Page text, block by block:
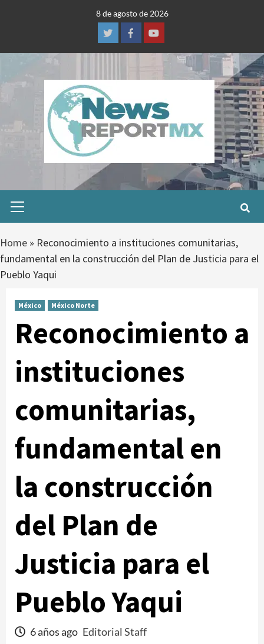
8 de agosto de 2026
TwitterFacebookYoutube
Menu
Home » Reconocimiento a instituciones comunitarias,
fundamental en la construcción del Plan de Justicia para el
Pueblo Yaqui
México México Norte
Reconocimiento a
instituciones
comunitarias,
fundamental en
la construcción
del Plan de
Justicia para el
Pueblo Yaqui
6 años ago Editorial Staff